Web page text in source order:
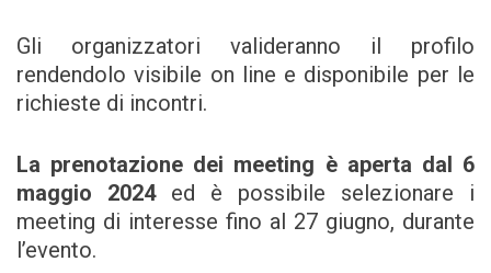
Gli organizzatori valideranno il profilo
rendendolo visibile on line e disponibile per le
richieste di incontri.
La prenotazione dei meeting è aperta dal 6
maggio 2024ed è possibile selezionare i
meeting di interesse fino al 27 giugno, durante
l’evento.